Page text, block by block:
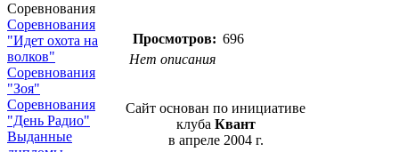
Соревнования
Соревнования
"Идет охота на
волков"
Соревнования
"Зоя"
Соревнования
"День Радио"
Выданные
Просмотров: 696
Нет описания
Сайт основан по инициативе
клуба Квант
в апреле 2004 г.